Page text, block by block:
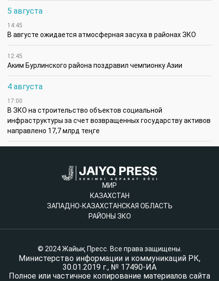
5 августа
14:45
В августе ожидается атмосферная засуха в районах ЗКО
12:45
Аким Бурлинского района поздравил чемпионку Азии
4 августа
17:00
В ЗКО на строительство объектов социальной
инфраструктуры за счет возвращенных государству активов
направлено 17,7 млрд теңге
МИР
КАЗАХСТАН
ЗАПАДНО-КАЗАХСТАНСКАЯ ОБЛАСТЬ
РАЙОНЫ ЗКО
© 2024 Жайық Пресс. Все права защищены.
Министерство информации и коммуникаций РК,
30.01.2019 г., № 17490-ИА
Полное или частичное копирование материалов сайта